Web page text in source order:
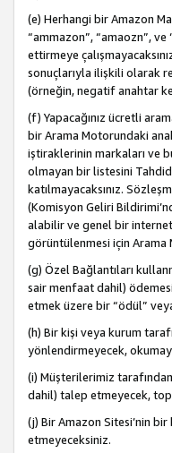
(e) Herhangi bir Amazon
“ammazon”, “amaozn”,
ettirmeye
sonuçlarıyla ilişkili olarak
(örneğin, negatif anahtar
(f) Yapacağınız ücretli
bir Arama Motorundaki
iştiraklerinin markaları ve
olmayan bir listesini
katılmayacaksınız.
(Komisyon Geliri
alabilir ve genel bir
görüntülenmesi için Arama
(g) Özel Bağlantıları
sair menfaat dahil)
etmek üzere bir “ödül”
(h) Bir kişi veya kurum
yönlendirmeyecek,
(i) Müşterilerimiz
dahil) talep etmeyecek,
(j) Bir Amazon Sitesi’nin
etmeyeceksiniz.